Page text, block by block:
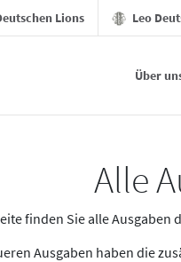
Lions Leo
Über
Alle
finden Sie alle Ausgaben
Ausgaben haben die